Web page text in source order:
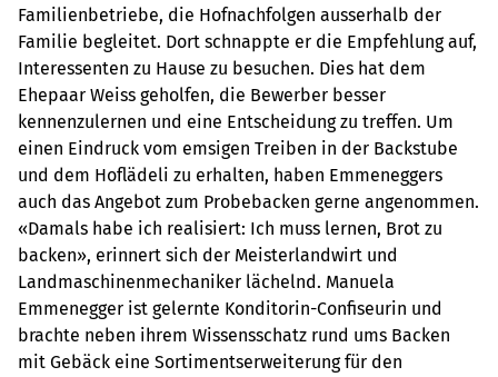
Familienbetriebe, die Hofnachfolgen ausserhalb der
Familie begleitet. Dort schnappte er die Empfehlung auf,
Interessenten zu Hause zu besuchen. Dies hat dem
Ehepaar Weiss geholfen, die Bewerber besser
kennenzulernen und eine Entscheidung zu treffen. Um
einen Eindruck vom emsigen Treiben in der Backstube
und dem Hoflädeli zu erhalten, haben Emmeneggers
auch das Angebot zum Probebacken gerne angenommen.
«Damals habe ich realisiert: Ich muss lernen, Brot zu
backen», erinnert sich der Meisterlandwirt und
Landmaschinenmechaniker lächelnd. Manuela
Emmenegger ist gelernte Konditorin-Confiseurin und
brachte neben ihrem Wissensschatz rund ums Backen
mit Gebäck eine Sortimentserweiterung für den